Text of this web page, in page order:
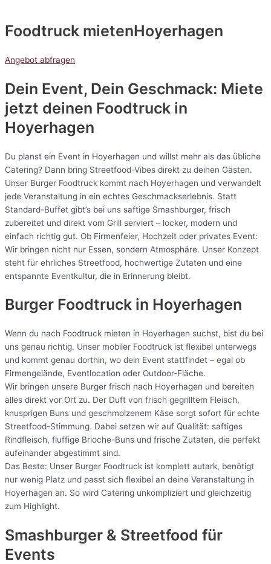
Foodtruck mietenHoyerhagen
Angebot abfragen
Dein Event, Dein Geschmack: Miete
jetzt deinen Foodtruck in
Hoyerhagen
Du planst ein Event in Hoyerhagen und willst mehr als das übliche
Catering? Dann bring Streetfood-Vibes direkt zu deinen Gästen.
Unser Burger Foodtruck kommt nach Hoyerhagen und verwandelt
jede Veranstaltung in ein echtes Geschmackserlebnis. Statt
Standard-Buffet gibt’s bei uns saftige Smashburger, frisch
zubereitet und direkt vom Grill serviert – locker, modern und
einfach richtig gut. Ob Firmenfeier, Hochzeit oder privates Event:
Wir bringen nicht nur Essen, sondern Atmosphäre. Unser Konzept
steht für ehrliches Streetfood, hochwertige Zutaten und eine
entspannte Eventkultur, die in Erinnerung bleibt.
Burger Foodtruck in Hoyerhagen
Wenn du nach Foodtruck mieten in Hoyerhagen suchst, bist du bei
uns genau richtig. Unser mobiler Foodtruck ist flexibel unterwegs
und kommt genau dorthin, wo dein Event stattfindet – egal ob
Firmengelände, Eventlocation oder Outdoor-Fläche.
Wir bringen unsere Burger frisch nach Hoyerhagen und bereiten
alles direkt vor Ort zu. Der Duft von frisch gegrilltem Fleisch,
knusprigen Buns und geschmolzenem Käse sorgt sofort für echte
Streetfood-Stimmung. Dabei setzen wir auf Qualität: saftiges
Rindfleisch, fluffige Brioche-Buns und frische Zutaten, die perfekt
aufeinander abgestimmt sind.
Das Beste: Unser Burger Foodtruck ist komplett autark, benötigt
nur wenig Platz und passt sich flexibel an deine Veranstaltung in
Hoyerhagen an. So wird Catering unkompliziert und gleichzeitig
zum Highlight.
Smashburger & Streetfood für
Events